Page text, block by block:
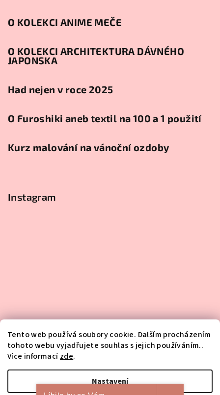
Tento web používá soubory cookie. Dalším procházením
tohoto webu vyjadřujete souhlas s jejich používáním..
Více informacízde.
Nastavení
O KOLEKCI ANIME MEČE
O KOLEKCI ARCHITEKTURA DÁVNÉHO
JAPONSKA
Had nejen v roce 2025
O Furoshiki aneb textil na 100 a 1 použití
Kurz malování na vánoční ozdoby
Instagram